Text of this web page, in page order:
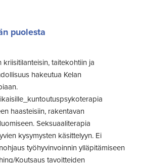
puolesta
taitekohtiin ja
hakeutua Kelan
haasteisiin, rakentavan
Seksuaaliterapia
kysymysten käsittelyyn. Ei
työhyvinvoinnin ylläpitämiseen
Koutsaus tavoitteiden